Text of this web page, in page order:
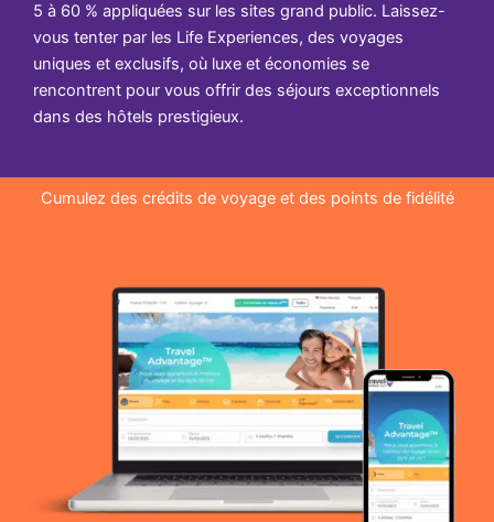
5 à 60 % appliquées sur les sites grand public. Laissez-
vous tenter par les Life Experiences, des voyages
uniques et exclusifs, où luxe et économies se
rencontrent pour vous offrir des séjours exceptionnels
dans des hôtels prestigieux.
Cumulez des crédits de voyage et des points de fidélité